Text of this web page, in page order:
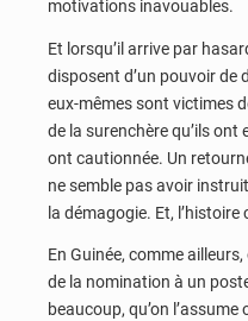
motivations inavouables.
Et lorsqu’il arrive par
disposent d’un pouvoir de
eux-mêmes sont victimes
de la surenchère qu’ils ont
ont cautionnée. Un
ne semble pas avoir
la démagogie. Et, l’histoire
En Guinée, comme
de la nomination à un
beaucoup, qu’on